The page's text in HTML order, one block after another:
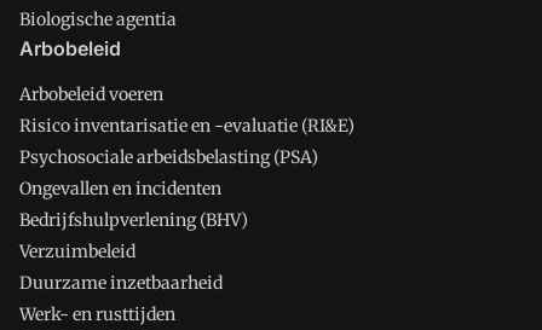
Biologische agentia
Arbobeleid
Arbobeleid voeren
Risico inventarisatie en -evaluatie (RI&E)
Psychosociale arbeidsbelasting (PSA)
Ongevallen en incidenten
Bedrijfshulpverlening (BHV)
Verzuimbeleid
Duurzame inzetbaarheid
Werk- en rusttijden